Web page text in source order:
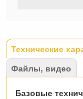
Tabs
Технические
Файлы, видео
Базовые